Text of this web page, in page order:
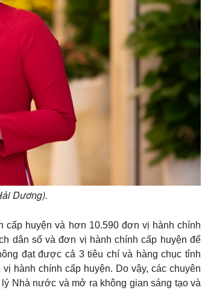
Dương).
cấp huyện và hơn 10.590 đơn vị hành chính
dân số và đơn vị hành chính cấp huyện để
đạt được cả 3 tiêu chí và hàng chục tỉnh
hành chính cấp huyện. Do vậy, các chuyên
Nhà nước và mở ra không gian sáng tạo và